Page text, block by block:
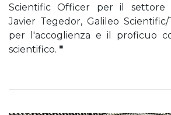
Scientific Officer per il settore
Javier Tegedor, Galileo
per l'accoglienza e il proficuo
scientifico. "